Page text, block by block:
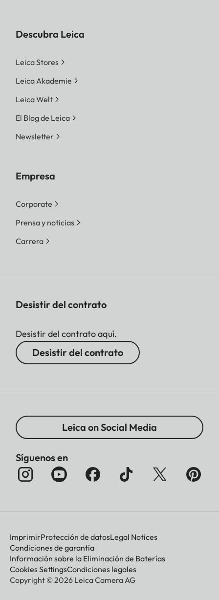
Descubra Leica
Leica Stores
Leica Akademie
Leica Welt
El Blog de Leica
Newsletter
Empresa
Corporate
Prensa y noticias
Carrera
Desistir del contrato
Desistir del contrato aquí.
Desistir del contrato
Leica on Social Media
Síguenos en
ImprimirProtección de datosLegal Notices
Condiciones de garantía
Información sobre la Eliminación de Baterías
Cookies SettingsCondiciones legales
Copyright © 2026 Leica Camera AG